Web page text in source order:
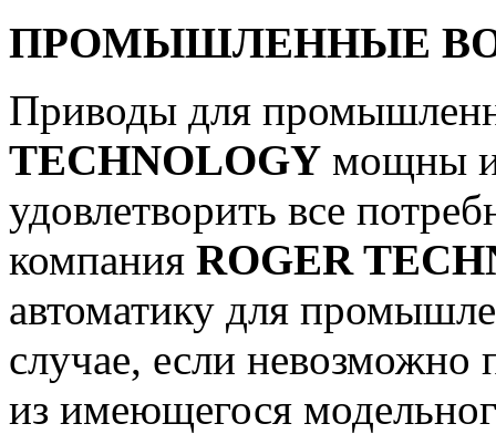
ПРОМЫШЛЕННЫЕ
Приводы для
TECHNOLOGY мощны и
удовлетворить все
компания ROGER
автоматику для
случае, если невозможно
из имеющегося